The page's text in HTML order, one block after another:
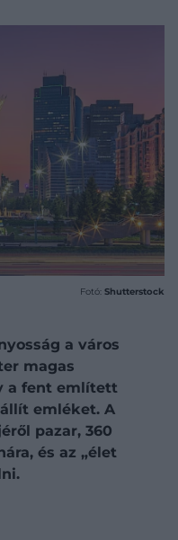
Fotó: Shutterstock
a város
magas
a fent említett
emléket. A
pazar, 360
és az „élet